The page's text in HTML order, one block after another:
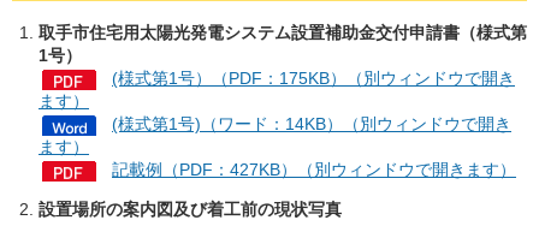
取手市住宅用太陽光発電システム設置補助金交付申請書（様式第
1号）
(様式第1号）（PDF：175KB）（別ウィンドウで開き
ます）
(様式第1号)（ワード：14KB）（別ウィンドウで開き
ます）
記載例（PDF：427KB）（別ウィンドウで開きます）
設置場所の案内図及び着工前の現状写真